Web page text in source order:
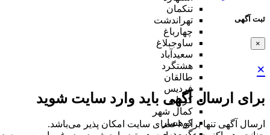
ثبت آگهی
×
×
برای ارسال آگهی باید وارد سایت شوید
ارسال آگهی تنها برای اعضای سایت امکان پذیر می‌باشد.
تنکمان
تهراندشت
چهارباغ
ساوجبلاغ
سعیدآباد
هشتگرد
طالقان
فردیس
کردان
کمال شهر
کوهسار